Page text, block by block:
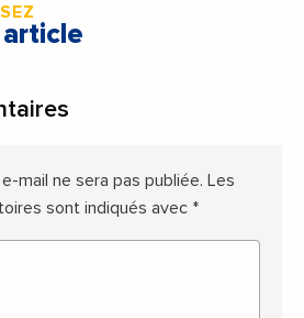
mail ne sera pas publiée. Les
sont indiqués avec *